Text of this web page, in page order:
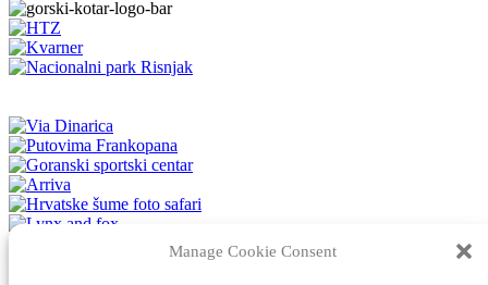
Manage Cookie Consent